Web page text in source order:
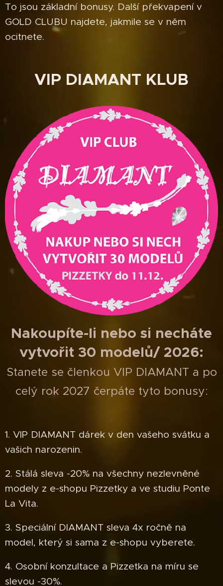
To jsou základní bonusy. Další překvapení v
GOLD CLUBU najdete, jakmile se v něm
ocitnete.
VIP DIAMANT KLUB
Nakoupíte-li nebo si necháte
vytvořit 30 modelů/ 2026:
Stanete se členkou VIP DIAMANT a po
celý rok 2027 čerpáte tyto bonusy:
1. VIP DIAMANT dárek v den vašeho svátku a
vašich narozenin.
2. Stálá sleva -20% na všechny nezlevněné
modely z e-shopu Pizzetky a ve studiu Ponte
La Vita.
3. Speciální DIAMANT sleva 4x ročně na
model, který si sama z e-shopu vyberete.
4. Osobní konzultace a Pizzetka na míru se
slevou -30%.